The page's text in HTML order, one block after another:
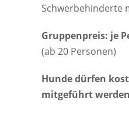
Schwerbehinderte
Gruppenpreis: je
(ab 20 Personen)
Hunde dürfen
mitgeführt werden